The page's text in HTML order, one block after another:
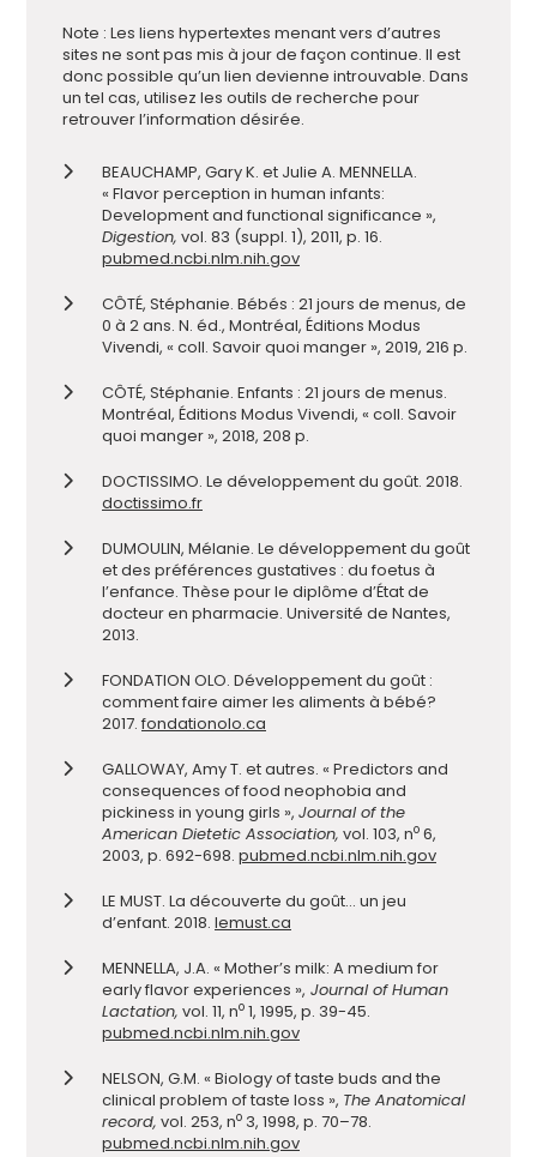
Note : Les liens hypertextes menant vers d’autres
sites ne sont pas mis à jour de façon continue. Il est
donc possible qu’un lien devienne introuvable. Dans
un tel cas, utilisez les outils de recherche pour
retrouver l’information désirée.
BEAUCHAMP, Gary K. et Julie A. MENNELLA.
« Flavor perception in human infants:
Development and functional significance »,
Digestion, vol. 83 (suppl. 1), 2011, p. 16.
pubmed.ncbi.nlm.nih.gov
CÔTÉ, Stéphanie. Bébés : 21 jours de menus, de
0 à 2 ans. N. éd., Montréal, Éditions Modus
Vivendi, « coll. Savoir quoi manger », 2019, 216 p.
CÔTÉ, Stéphanie. Enfants : 21 jours de menus.
Montréal, Éditions Modus Vivendi, « coll. Savoir
quoi manger », 2018, 208 p.
DOCTISSIMO. Le développement du goût. 2018.
doctissimo.fr
DUMOULIN, Mélanie. Le développement du goût
et des préférences gustatives : du foetus à
l’enfance. Thèse pour le diplôme d’État de
docteur en pharmacie. Université de Nantes,
2013.
FONDATION OLO. Développement du goût :
comment faire aimer les aliments à bébé?
2017. fondationolo.ca
GALLOWAY, Amy T. et autres. « Predictors and
consequences of food neophobia and
pickiness in young girls », Journal of the
American Dietetic Association, vol. 103, no 6,
2003, p. 692-698. pubmed.ncbi.nlm.nih.gov
LE MUST. La découverte du goût… un jeu
d’enfant. 2018. lemust.ca
MENNELLA, J.A. « Mother’s milk: A medium for
early flavor experiences », Journal of Human
Lactation, vol. 11, no 1, 1995, p. 39-45.
pubmed.ncbi.nlm.nih.gov
NELSON, G.M. « Biology of taste buds and the
clinical problem of taste loss », The Anatomical
record, vol. 253, no 3, 1998, p. 70–78.
pubmed.ncbi.nlm.nih.gov